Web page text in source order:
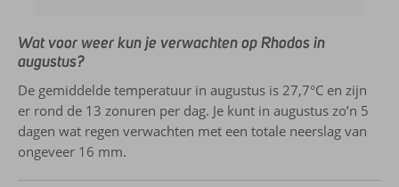
Wat voor weer kun je verwachten op Rhodos in
augustus?
De gemiddelde temperatuur in augustus is 27,7°C en zijn
er rond de 13 zonuren per dag. Je kunt in augustus zo’n 5
dagen wat regen verwachten met een totale neerslag van
ongeveer 16 mm.